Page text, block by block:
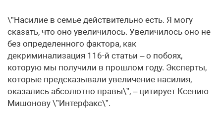
​\”Насилие в семье действительно есть. Я могу
сказать, что оно увеличилось. Увеличилось оно не
без определенного фактора, как
декриминализация 116-й статьи – о побоях,
которую мы получили в прошлом году. Эксперты,
которые предсказывали увеличение насилия,
оказались абсолютно правы\”, – цитирует Ксению
Мишонову \”Интерфакс\”.